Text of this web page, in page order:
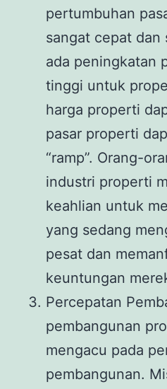
pertumbuhan
sangat cepat dan
ada peningkatan
tinggi untuk
harga properti
pasar properti
“ramp”. Orang-
industri properti
keahlian untuk
yang sedang
pesat dan
keuntungan
Percepatan
pembangunan
mengacu pada
pembangunan.